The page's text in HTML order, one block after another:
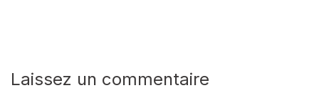
Laissez un commentaire